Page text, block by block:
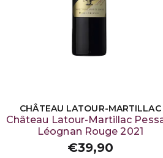
CHÂTEAU LATOUR-MARTILLAC
Château Latour-Martillac
Léognan Rouge 2021
€39,90